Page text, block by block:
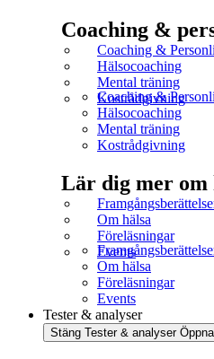
Coaching &
Coaching &
Hälsocoaching
Mental träning
Kostrådgivning
Coaching &
Hälsocoaching
Mental träning
Kostrådgivning
Lär dig mer om
Om hälsa
Föreläsningar
Events
Om hälsa
Föreläsningar
Events
Tester & analyser
Stäng Tester & analyser